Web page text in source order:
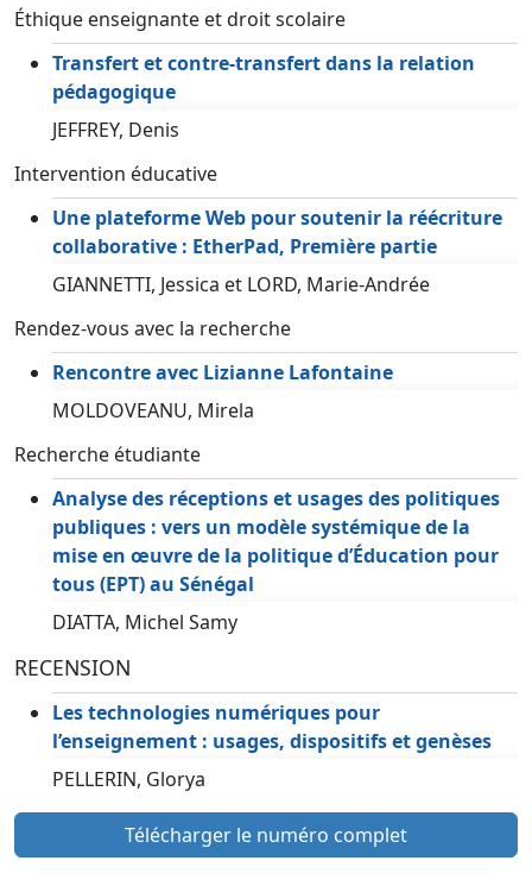
Éthique enseignante et droit scolaire
Transfert et contre-transfert dans la relation
pédagogique
JEFFREY, Denis
Intervention éducative
Une plateforme Web pour soutenir la réécriture
collaborative : EtherPad, Première partie
GIANNETTI, Jessica et LORD, Marie-Andrée
Rendez-vous avec la recherche
Rencontre avec Lizianne Lafontaine
MOLDOVEANU, Mirela
Recherche étudiante
Analyse des réceptions et usages des politiques
publiques : vers un modèle systémique de la
mise en œuvre de la politique d’Éducation pour
tous (EPT) au Sénégal
DIATTA, Michel Samy
RECENSION
Les technologies numériques pour
l’enseignement : usages, dispositifs et genèses
PELLERIN, Glorya
Télécharger le numéro complet